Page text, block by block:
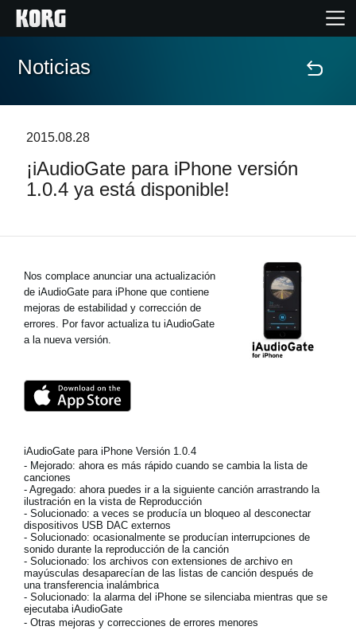
Inicio
Características
Localizador de Tiendas
Ubicación
Acerca de KORG
Noticias
2015.08.28
¡iAudioGate para iPhone versión
1.0.4 ya está disponible!
Nos complace anunciar una actualización
de iAudioGate para iPhone que contiene
mejoras de estabilidad y corrección de
errores. Por favor actualiza tu iAudioGate
a la nueva versión.
iAudioGate para iPhone Versión 1.0.4
- Mejorado: ahora es más rápido cuando se cambia la lista de
canciones
- Agregado: ahora puedes ir a la siguiente canción arrastrando la
ilustración en la vista de Reproducción
- Solucionado: a veces se producía un bloqueo al desconectar
dispositivos USB DAC externos
- Solucionado: ocasionalmente se producían interrupciones de
sonido durante la reproducción de la canción
- Solucionado: los archivos con extensiones de archivo en
mayúsculas desaparecían de las listas de canción después de
una transferencia inalámbrica
- Solucionado: la alarma del iPhone se silenciaba mientras que se
ejecutaba iAudioGate
- Otras mejoras y correcciones de errores menores